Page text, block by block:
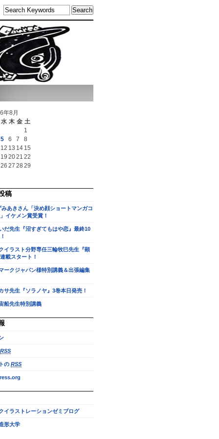
年8月
水 木 金 土
1
5 6 7
8
12 13 14 15
19 2021 22
26 27 28 29
稿
みあきさん「決め顔ショートマンガコ
イケメン賞受賞！
だ先生『沼すぎてもはや恋』最終10
イラスト分野専任三輪牧巳先生『顕
載スタート！
ークジャパン様特別講義＆出張編集
サ先生『ソラノヤ』3巻本日発売！
船先生特別講義
RSS
の RSS
イラストレーションゼミブログ
形大学